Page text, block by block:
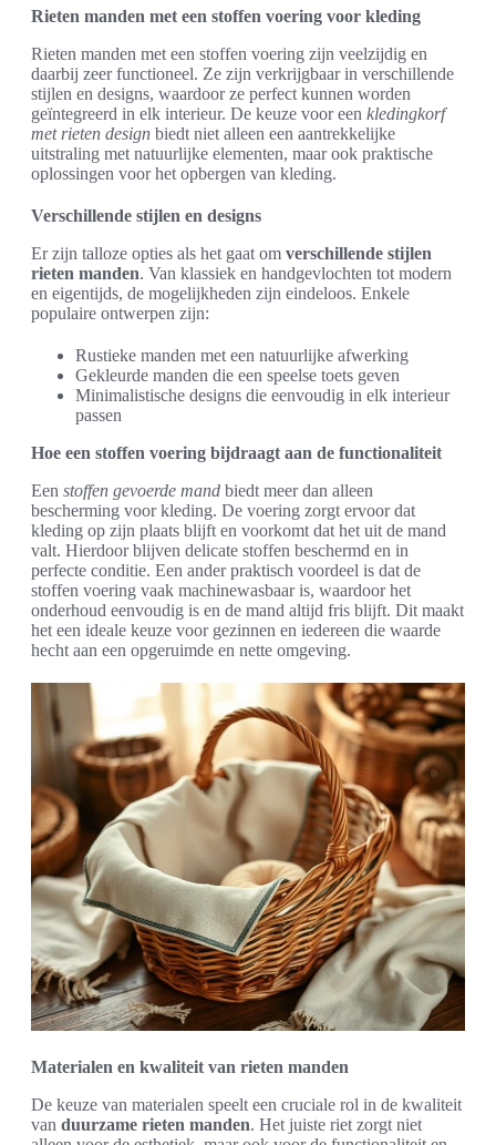
Rieten manden met een stoffen voering voor kleding
Rieten manden met een stoffen voering zijn veelzijdig en
daarbij zeer functioneel. Ze zijn verkrijgbaar in verschillende
stijlen en designs, waardoor ze perfect kunnen worden
geïntegreerd in elk interieur. De keuze voor een kledingkorf
met rieten design biedt niet alleen een aantrekkelijke
uitstraling met natuurlijke elementen, maar ook praktische
oplossingen voor het opbergen van kleding.
Verschillende stijlen en designs
Er zijn talloze opties als het gaat om verschillende stijlen
rieten manden. Van klassiek en handgevlochten tot modern
en eigentijds, de mogelijkheden zijn eindeloos. Enkele
populaire ontwerpen zijn:
Rustieke manden met een natuurlijke afwerking
Gekleurde manden die een speelse toets geven
Minimalistische designs die eenvoudig in elk interieur
passen
Hoe een stoffen voering bijdraagt aan de functionaliteit
Een stoffen gevoerde mand biedt meer dan alleen
bescherming voor kleding. De voering zorgt ervoor dat
kleding op zijn plaats blijft en voorkomt dat het uit de mand
valt. Hierdoor blijven delicate stoffen beschermd en in
perfecte conditie. Een ander praktisch voordeel is dat de
stoffen voering vaak machinewasbaar is, waardoor het
onderhoud eenvoudig is en de mand altijd fris blijft. Dit maakt
het een ideale keuze voor gezinnen en iedereen die waarde
hecht aan een opgeruimde en nette omgeving.
Materialen en kwaliteit van rieten manden
De keuze van materialen speelt een cruciale rol in de kwaliteit
van duurzame rieten manden. Het juiste riet zorgt niet